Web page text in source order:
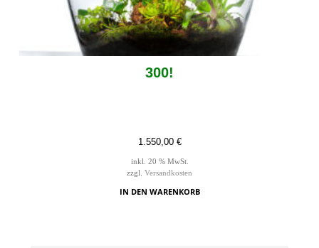
300!
1.550,00 €
inkl. 20 % MwSt.
zzgl. Versandkosten
IN DEN WARENKORB